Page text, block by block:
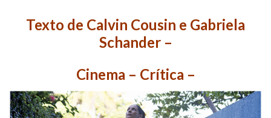
Texto de Calvin Cousin e Gabriela
Schander –
Cinema – Crítica –